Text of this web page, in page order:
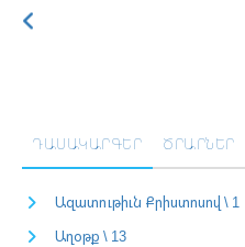
ԴԱՍԱԿԱՐԳԵՐ ԾՐԱՐՆԵՐ
Ազատութիւն Քրիստոսով \ 1
Աղօթք \ 13